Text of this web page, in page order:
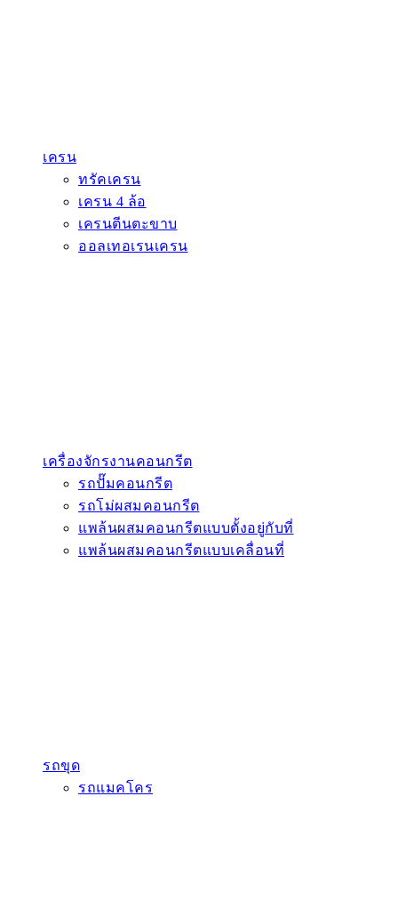
เครน
ทรัคเครน
เครน 4 ล้อ
เครนตีนตะขาบ
ออลเทอเรนเครน
เครื่องจักรงานคอนกรีต
รถปั๊มคอนกรีต
รถโม่ผสมคอนกรีต
แพล้นผสมคอนกรีตแบบตั้งอยู่กับที่
แพล้นผสมคอนกรีตแบบเคลื่อนที่
รถขุด
รถแมคโคร